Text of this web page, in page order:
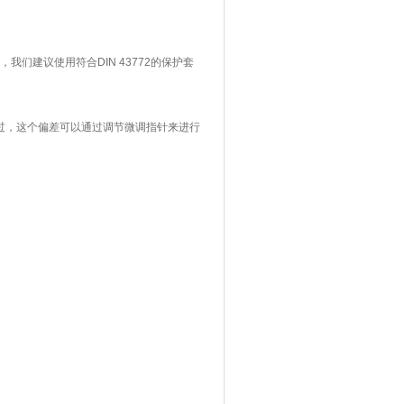
我们建议使用符合 DIN 43772的保护套
这个偏差可以通过调节微调指针来进行